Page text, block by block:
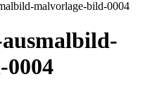
malvorlage-bild-0004